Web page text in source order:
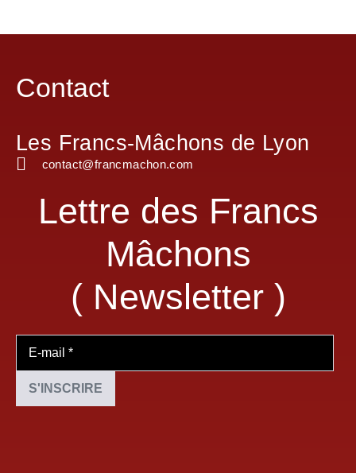
Contact
Les Francs-Mâchons de Lyon
contact@francmachon.com
Lettre des Francs
Mâchons
( Newsletter )